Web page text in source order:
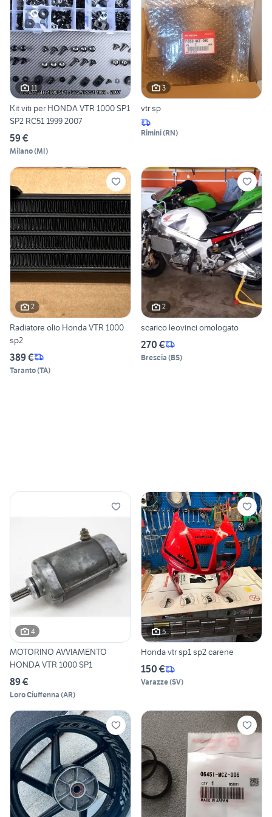
11
Kit viti per HONDA VTR 1000 SP1
SP2 RC51 1999 2007
59 €
Milano(MI)
3
vtr sp
Rimini(RN)
2
Radiatore olio Honda VTR 1000
sp2
389 €
Taranto(TA)
2
scarico leovinci omologato
270 €
Brescia (BS)
4
MOTORINO AVVIAMENTO
HONDA VTR 1000 SP1
89 €
Loro Ciuffenna (AR)
5
Honda vtr sp1 sp2 carene
150 €
Varazze(SV)